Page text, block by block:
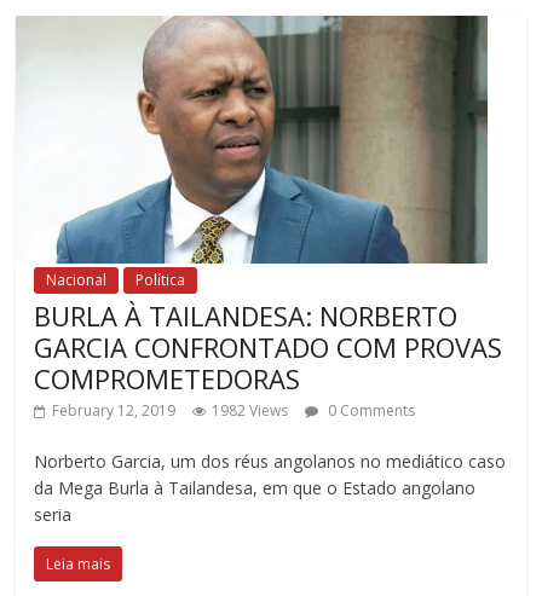
Nacional Política
BURLA À TAILANDESA: NORBERTO
GARCIA CONFRONTADO COM PROVAS
COMPROMETEDORAS
February 12, 2019 1982 Views 0 Comments
Norberto Garcia, um dos réus angolanos no mediático caso
da Mega Burla à Tailandesa, em que o Estado angolano
seria
Leia mais